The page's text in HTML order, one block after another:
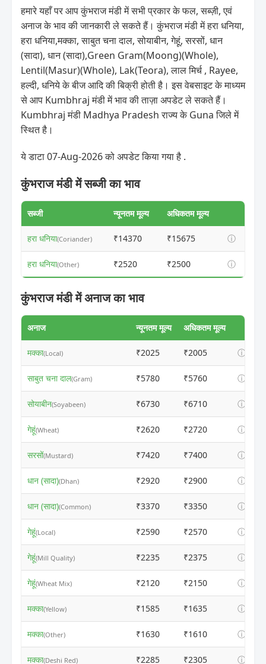
हमारे यहाँ पर आप कुंभराज मंडी में सभी प्रकार के फल, सब्ज़ी, एवं
अनाज के भाव की जानकारी ले सकते हैं। कुंभराज मंडी में हरा धनिया,
हरा धनिया,मक्का, साबुत चना दाल, सोयाबीन, गेहूं, सरसों, धान
(सादा), धान (सादा),Green Gram(Moong)(Whole),
Lentil(Masur)(Whole), Lak(Teora), लाल मिर्च , Rayee,
हल्दी, धनिये के बीज आदि की बिक्री होती है। इस वेबसाइट के माध्यम
से आप Kumbhraj मंडी में भाव की ताज़ा अपडेट ले सकते हैं।
Kumbhraj मंडी Madhya Pradesh राज्य के Guna जिले में
स्थित है।
ये डाटा 07-Aug-2026 को अपडेट किया गया है .
कुंभराज मंडी में सब्जी का भाव
सब्जी न्यूनतम मूल्य अधिकतम मूल्य
हरा धनिया(Coriander) ₹14370 ₹15675 ⓘ
हरा धनिया(Other) ₹2520 ₹2500 ⓘ
कुंभराज मंडी में अनाज का भाव
अनाज न्यूनतम मूल्य अधिकतम मूल्य
मक्का(Local) ₹2025 ₹2005 ⓘ
साबुत चना दाल(Gram) ₹5780 ₹5760 ⓘ
सोयाबीन(Soyabeen) ₹6730 ₹6710 ⓘ
गेहूं(Wheat) ₹2620 ₹2720 ⓘ
सरसों(Mustard) ₹7420 ₹7400 ⓘ
धान (सादा)(Dhan) ₹2920 ₹2900 ⓘ
धान (सादा)(Common) ₹3370 ₹3350 ⓘ
गेहूं(Local) ₹2590 ₹2570 ⓘ
गेहूं(Mill Quality) ₹2235 ₹2375 ⓘ
गेहूं(Wheat Mix) ₹2120 ₹2150 ⓘ
मक्का(Yellow) ₹1585 ₹1635 ⓘ
मक्का(Other) ₹1630 ₹1610 ⓘ
मक्का(Deshi Red) ₹2285 ₹2305 ⓘ